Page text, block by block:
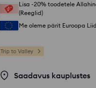
Lisa -20% toodetele
(Reeglid)
Me oleme pärit Euroopa
Trip to Valley
Saadavus kauplustes